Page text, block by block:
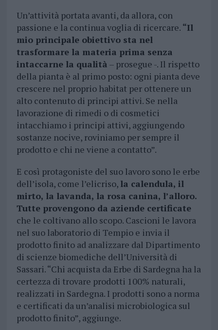
Un’attività portata avanti, da allora, con
passione e la continua voglia di ricercare. “Il
mio principale obiettivo sta nel
trasformare la materia prima senza
intaccarne la qualità – prosegue -. Il rispetto
della pianta è al primo posto: ogni pianta deve
crescere nel proprio habitat per ottenere un
alto contenuto di principi attivi. Se nella
lavorazione di rimedi o di cosmetici
intacchiamo i principi attivi, aggiungendo
sostanze nocive, roviniamo per sempre il
prodotto e chi ne viene a contatto”.
E così protagoniste del suo lavoro sono le erbe
dell’isola, come l’elicriso, la calendula, il
mirto, la lavanda, la rosa canina, l’alloro.
Tutte provengono da aziende certificate
che le coltivano allo scopo. Cascioni le lavora
nel suo laboratorio di Tempio e invia il
prodotto finito ad analizzare dal Dipartimento
di scienze biomediche dell’Università di
Sassari. “Chi acquista da Erbe di Sardegna ha la
certezza di trovare prodotti 100% naturali,
realizzati in Sardegna. I prodotti sono a norma
e certificati da un’analisi microbiologica sul
prodotto finito”, aggiunge.